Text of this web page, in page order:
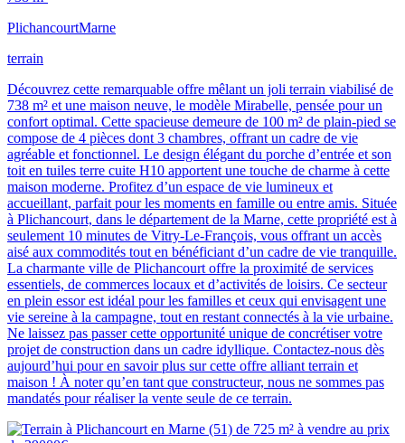
PlichancourtMarne
terrain
Découvrez cette remarquable offre mêlant un joli terrain viabilisé de
738 m² et une maison neuve, le modèle Mirabelle, pensée pour un
confort optimal. Cette spacieuse demeure de 100 m² de plain-pied se
compose de 4 pièces dont 3 chambres, offrant un cadre de vie
agréable et fonctionnel. Le design élégant du porche d’entrée et son
toit en tuiles terre cuite H10 apportent une touche de charme à cette
maison moderne. Profitez d’un espace de vie lumineux et
accueillant, parfait pour les moments en famille ou entre amis. Située
à Plichancourt, dans le département de la Marne, cette propriété est à
seulement 10 minutes de Vitry-Le-François, vous offrant un accès
aisé aux commodités tout en bénéficiant d’un cadre de vie tranquille.
La charmante ville de Plichancourt offre la proximité de services
essentiels, de commerces locaux et d’activités de loisirs. Ce secteur
en plein essor est idéal pour les familles et ceux qui envisagent une
vie sereine à la campagne, tout en restant connectés à la vie urbaine.
Ne laissez pas passer cette opportunité unique de concrétiser votre
projet de construction dans un cadre idyllique. Contactez-nous dès
aujourd’hui pour en savoir plus sur cette offre alliant terrain et
maison ! À noter qu’en tant que constructeur, nous ne sommes pas
mandatés pour réaliser la vente seule de ce terrain.